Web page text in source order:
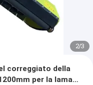
2/3
correggiato della
per la lama